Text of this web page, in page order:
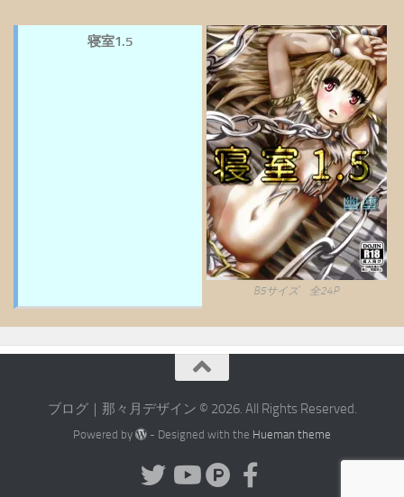
寝室1.5
B5サイズ 全24P
ブログ｜那々月デザイン © 2026. All Rights Reserved.
Powered by - Designed with the Hueman theme